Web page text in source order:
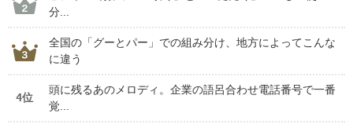
分...
全国の「グーとパー」での組み分け、地方によってこんな
に違う
4位
頭に残るあのメロディ。企業の語呂合わせ電話番号で一番
覚...